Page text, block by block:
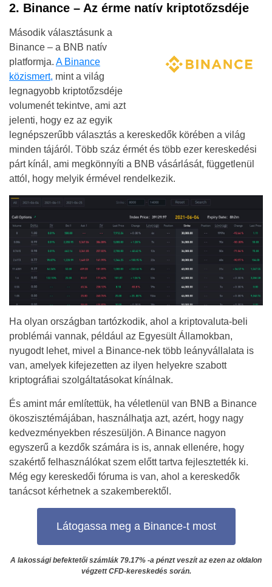
2. Binance – Az érme natív kriptotőzsdéje
Második választásunk a
Binance – a BNB natív
platformja. A Binance
közismert, mint a világ
legnagyobb kriptotőzsdéje
volumenét tekintve, ami azt
jelenti, hogy ez az egyik
legnépszerűbb választás a kereskedők körében a világ
minden tájáról. Több száz érmét és több ezer kereskedési
párt kínál, ami megkönnyíti a BNB vásárlását, függetlenül
attól, hogy melyik érmével rendelkezik.
Ha olyan országban tartózkodik, ahol a kriptovaluta-beli
problémái vannak, például az Egyesült Államokban,
nyugodt lehet, mivel a Binance-nek több leányvállalata is
van, amelyek kifejezetten az ilyen helyekre szabott
kriptográfiai szolgáltatásokat kínálnak.
És amint már említettük, ha véletlenül van BNB a Binance
ökoszisztémájában, használhatja azt, azért, hogy nagy
kedvezményekben részesüljön. A Binance nagyon
egyszerű a kezdők számára is is, annak ellenére, hogy
szakértő felhasználókat szem előtt tartva fejlesztették ki.
Még egy kereskedői fóruma is van, ahol a kereskedők
tanácsot kérhetnek a szakemberektől.
Látogassa meg a Binance-t most
A lakossági befektetői számlák 79.17% -a pénzt veszít az ezen az oldalon
végzett CFD-kereskedés során.